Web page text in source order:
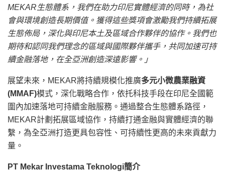
MEKAR生態體系，我們在助力印尼實體經濟的同時，為社
會與環境創造長期價值。獲得這些獎項會激勵我們持續拓展
生態佈局，深化與印尼本土及區域合作夥伴的協作。我們也
期待和認同我們理念的區域與國際夥伴攜手，共同加速可持
續金融落地，在全亞洲創造深遠影響。」
展望未來，MEKAR將持續規模化推廣多元小微農業融資
(MMAF)模式，深化戰略合作，依托科技手段在印尼全國範
圍內加速落地可持續金融服務。通過整合生態體系路徑，
MEKAR計劃拓展區域協作，持續打通金融與實體經濟的聯
繫，為全亞洲打造更具包容性、可持續性更高的未來貢獻力
量。
PT Mekar Investama Teknologi簡介